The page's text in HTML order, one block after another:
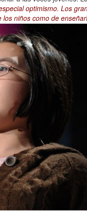
optimismo. Los
niños como de